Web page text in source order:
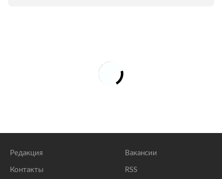
Редакция
Контакты
Вакансии
RSS